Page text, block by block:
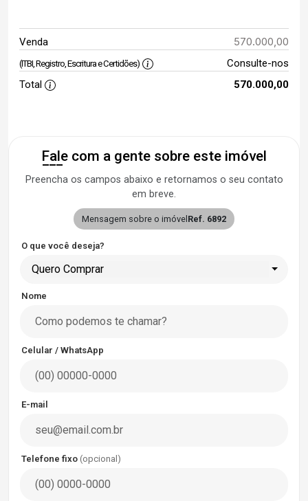
Venda 570.000,00
(ITBI, Registro, Escritura e Certidões)
Consulte-nos
Total
570.000,00
Fale com a gente sobre este imóvel
Preencha os campos abaixo e retornamos o seu contato
em breve.
Mensagem sobre o imóvel Ref. 6892
O que você deseja?
Quero Comprar
Nome
Celular / WhatsApp
E-mail
Telefone fixo (opcional)